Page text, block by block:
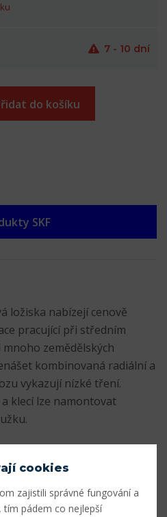
7 - 10 dní
do košíku
SKF
ložiska nabízejí cenově
pracující při středním
zemědělských
kombinovaná radiální a
vykazují nízké tření.
klecí lze namontovat
únosnost
v jednom směru
cookies
zajistili správné fungování a
tím pádem co nejlepší